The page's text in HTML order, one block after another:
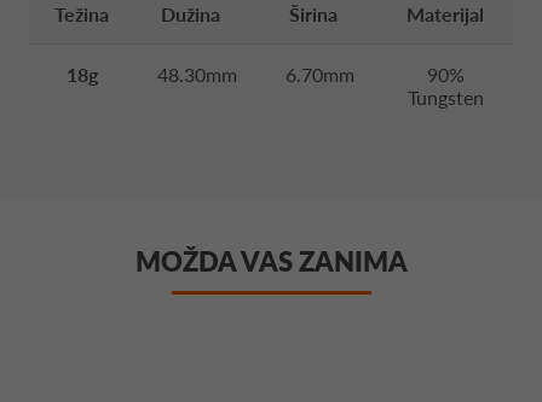
Težina Dužina Širina Materijal
18g 48.30mm 6.70mm
90%
Tungsten
MOŽDA VAS ZANIMA